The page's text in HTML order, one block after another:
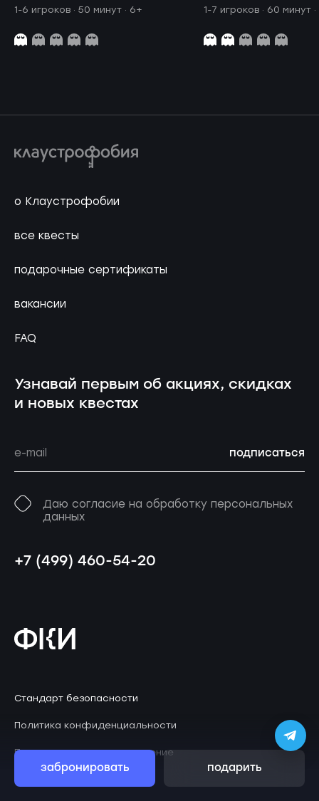
забронировать подарить
1-6 игроков · 50 минут · 6+ 1-7 игроков · 60 минут
о Клаустрофобии
все квесты
подарочные сертификаты
вакансии
FAQ
Узнавай первым об акциях, скидках
и новых квестах
подписаться
Даю согласие на обработку персональных
данных
+7 (499) 460-54-20
Стандарт безопасности
Политика конфиденциальности
Пользовательское соглашение
© 2026 Клаустрофобия